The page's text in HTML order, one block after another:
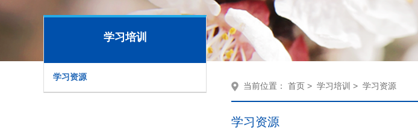
学习培训
学习资源
当前位置： 首页 > 学习培训 > 学习资源
学习资源